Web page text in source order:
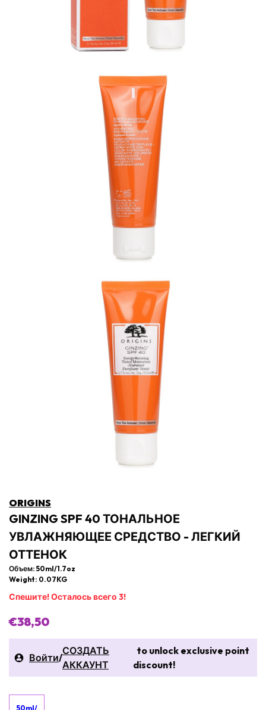
ORIGINS
GINZING SPF 40 ТОНАЛЬНОЕ
УВЛАЖНЯЮЩЕЕ СРЕДСТВО - ЛЕГКИЙ
ОТТЕНОК
Объем: 50ml/1.7oz
Weight: 0.07KG
Спешите! Осталось всего 3!
€38,50
Войти/
СОЗДАТЬ
АККАУНТ
to unlock exclusive point
discount!
50ml/